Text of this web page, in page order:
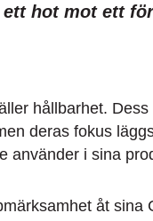
hot mot ett
hållbarhet.
deras fokus
använder i sina
åt sina